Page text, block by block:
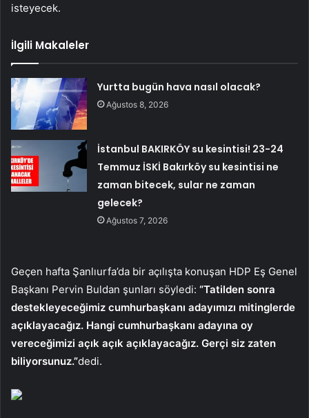
isteyecek.
İlgili Makaleler
Yurtta bugün hava nasıl olacak?
Ağustos 8, 2026
İstanbul BAKIRKÖY su kesintisi! 23-24
Temmuz İSKİ Bakırköy su kesintisi ne
zaman bitecek, sular ne zaman
gelecek?
Ağustos 7, 2026
Geçen hafta Şanlıurfa’da bir açılışta konuşan HDP Eş Genel
Başkanı Pervin Buldan şunları söyledi: “Tatilden sonra
destekleyeceğimiz cumhurbaşkanı adayımızı mitinglerde
açıklayacağız. Hangi cumhurbaşkanı adayına oy
vereceğimizi açık açık açıklayacağız. Gerçi siz zaten
biliyorsunuz.”dedi.